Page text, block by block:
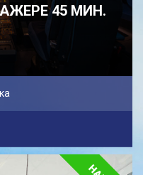
45 МИН.